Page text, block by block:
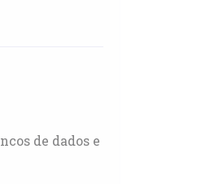
de dados e